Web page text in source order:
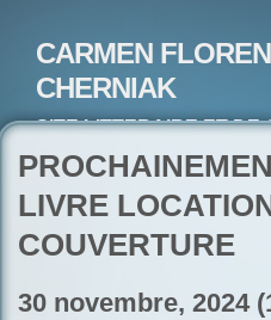
CARMEN
CHERNIAK
SITE LITTERAIRE ET DE
LIVRE
COUVERTURE
30 novembre, 2024